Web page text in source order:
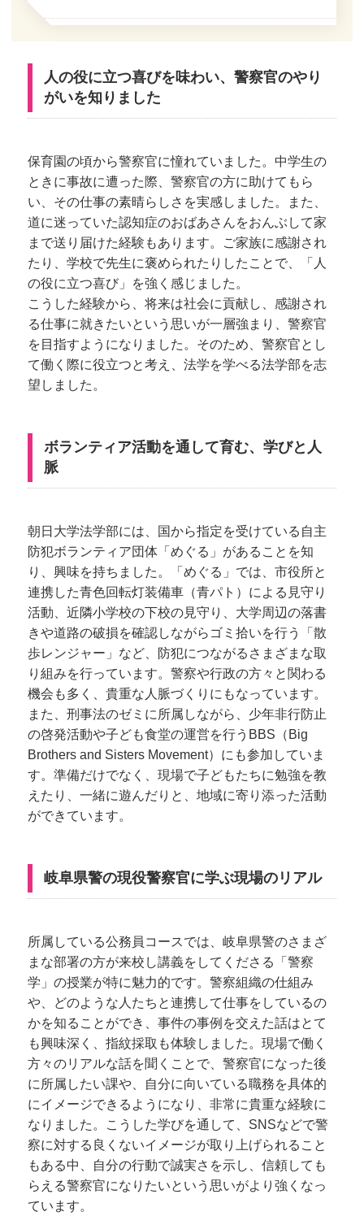
人の役に立つ喜びを味わい、警察官のやり
がいを知りました
保育園の頃から警察官に憧れていました。中学生の
ときに事故に遭った際、警察官の方に助けてもら
い、その仕事の素晴らしさを実感しました。また、
道に迷っていた認知症のおばあさんをおんぶして家
まで送り届けた経験もあります。ご家族に感謝され
たり、学校で先生に褒められたりしたことで、「人
の役に立つ喜び」を強く感じました。
こうした経験から、将来は社会に貢献し、感謝され
る仕事に就きたいという思いが一層強まり、警察官
を目指すようになりました。そのため、警察官とし
て働く際に役立つと考え、法学を学べる法学部を志
望しました。
ボランティア活動を通して育む、学びと人
脈
朝日大学法学部には、国から指定を受けている自主
防犯ボランティア団体「めぐる」があることを知
り、興味を持ちました。「めぐる」では、市役所と
連携した青色回転灯装備車（青パト）による見守り
活動、近隣小学校の下校の見守り、大学周辺の落書
きや道路の破損を確認しながらゴミ拾いを行う「散
歩レンジャー」など、防犯につながるさまざまな取
り組みを行っています。警察や行政の方々と関わる
機会も多く、貴重な人脈づくりにもなっています。
また、刑事法のゼミに所属しながら、少年非行防止
の啓発活動や子ども食堂の運営を行うBBS（Big
Brothers and Sisters Movement）にも参加していま
す。準備だけでなく、現場で子どもたちに勉強を教
えたり、一緒に遊んだりと、地域に寄り添った活動
ができています。
岐阜県警の現役警察官に学ぶ現場のリアル
所属している公務員コースでは、岐阜県警のさまざ
まな部署の方が来校し講義をしてくださる「警察
学」の授業が特に魅力的です。警察組織の仕組み
や、どのような人たちと連携して仕事をしているの
かを知ることができ、事件の事例を交えた話はとて
も興味深く、指紋採取も体験しました。現場で働く
方々のリアルな話を聞くことで、警察官になった後
に所属したい課や、自分に向いている職務を具体的
にイメージできるようになり、非常に貴重な経験に
なりました。こうした学びを通して、SNSなどで警
察に対する良くないイメージが取り上げられること
もある中、自分の行動で誠実さを示し、信頼しても
らえる警察官になりたいという思いがより強くなっ
ています。